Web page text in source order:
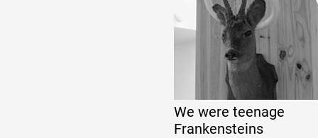
Réseau
We were teenage
Frankensteins